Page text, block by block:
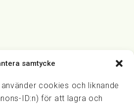
samtycke
cookies och liknande
ID:n) för att lagra och